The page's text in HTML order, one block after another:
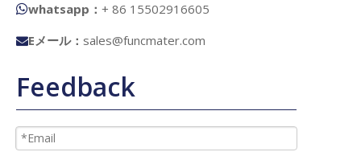
whatsapp： + 86 15502916605
Eメール： sales@funcmater.com
Feedback